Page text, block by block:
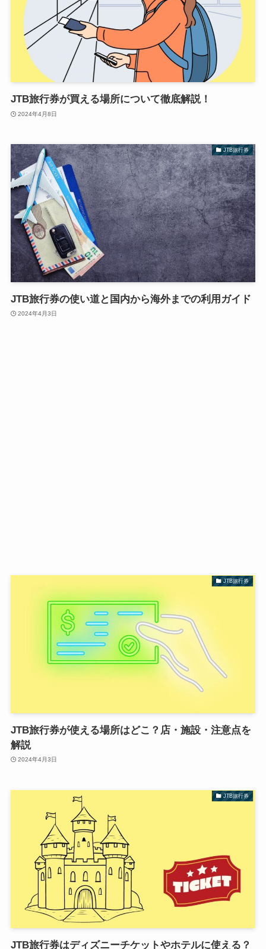
JTB旅行券が買える場所について徹底解説！
2024年4月8日
JTB旅行券
JTB旅行券の使い道と国内から海外までの利用ガイド
2024年4月3日
JTB旅行券
JTB旅行券が使える場所はどこ？店・施設・注意点を
解説
2024年4月3日
JTB旅行券
JTB旅行券はディズニーチケットやホテルに使える？